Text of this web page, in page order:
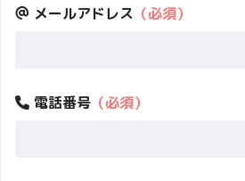
メールアドレス （必須）
電話番号 （必須）